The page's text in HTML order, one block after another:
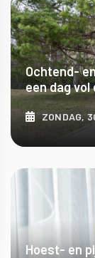
Ochtend-
een dag
ZONDAG,
Hoest- en